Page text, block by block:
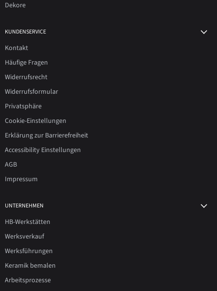
Dekore
KUNDENSERVICE
Kontakt
Häufige Fragen
Widerrufsrecht
Widerrufsformular
Privatsphäre
Cookie-Einstellungen
Erklärung zur Barrierefreiheit
Accessibility Einstellungen
AGB
Impressum
UNTERNEHMEN
HB-Werkstätten
Werksverkauf
Werksführungen
Keramik bemalen
Arbeitsprozesse